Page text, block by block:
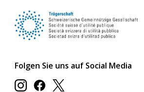
Folgen Sie uns auf Social Media